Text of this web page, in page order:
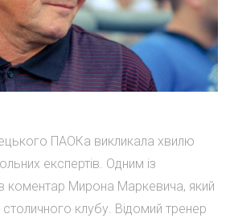
ПАОКа викликала хвилю
експертів. Одним із
коментар Мирона Маркевича, який
столичного клубу. Відомий тренер